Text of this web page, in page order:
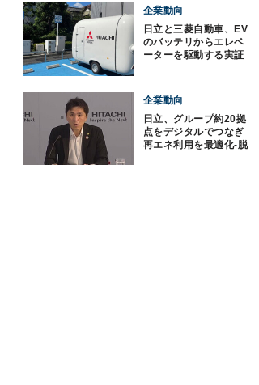
企業動向
日立と三菱自動車、EV
のバッテリからエレベ
ーターを駆動する実証
企業動向
日立、グループ約20拠
点をデジタルでつなぎ
再エネ利用を最適化‐脱